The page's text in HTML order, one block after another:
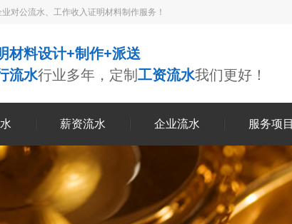
对公流水、工作收入证明材料制作服务！
材料设计+制作+派送
流水行业多年，定制 工资流水我们更好！
薪资流水 企业流水 服务项目